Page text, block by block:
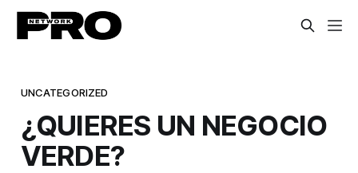
UNCATEGORIZED
¿QUIERES UN NEGOCIO
VERDE?